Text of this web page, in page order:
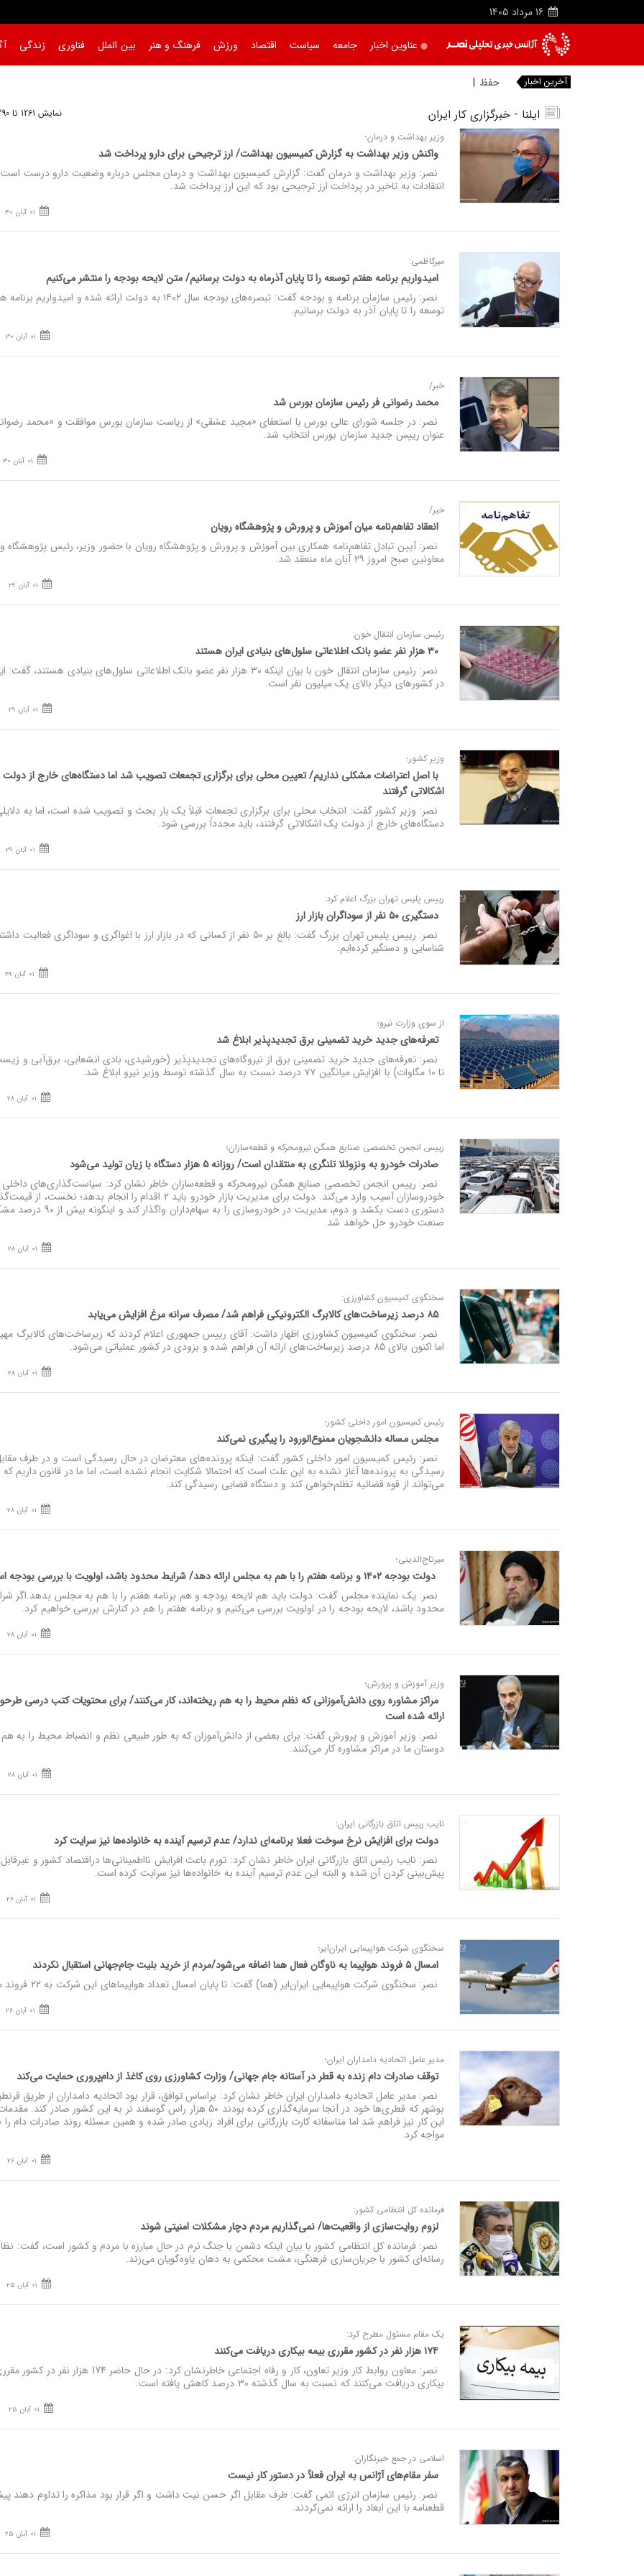
16 مرداد 1405
عناوین اخبار جامعه سیاست اقتصاد ورزش فرهنگ و هنر بین الملل فناوری زندگی
آخرین اخبار حفظ وحدت مهم‌ ترین نیا
ایلنا - خبرگزاری کار ایران
نمایش 1261 تا 1290 از 1689
وزیر بهداشت و درمان؛
واکنش وزیر بهداشت به گزارش کمیسیون بهداشت/ ارز ترجیحی برای دارو پرداخت شد
نصر: وزیر بهداشت و درمان گفت: گزارش کمیسیون بهداشت و درمان مجلس درباره وضعیت دارو درست است
انتقادات به تاخیر در پرداخت ارز ترجیحی بود که این ارز پرداخت شد.
01 آبان 30
میرکاظمی:
امیدواریم برنامه هفتم توسعه را تا پایان آذرماه به دولت برسانیم/ متن لایحه بودجه را منتشر می‌کنیم
نصر: رئیس سازمان برنامه و بودجه گفت: تبصره‌های بودجه سال ۱۴۰۲ به دولت ارائه شده و امیدواریم
توسعه را تا پایان آذر به دولت برسانیم.
01 آبان 30
خبر/
محمد رضوانی‌ فر رئیس سازمان بورس شد
نصر: در جلسه شورای عالی بورس با استعفای «مجید عشقی» از ریاست سازمان بورس موافقت و «محمد
عنوان رییس جدید سازمان بورس انتخاب شد.
01 آبان 30
خبر/
انعقاد تفاهم‌نامه‌ میان آموزش و پرورش و پژوهشگاه رویان
نصر: آیین تبادل تفاهم‌نامه همکاری بین آموزش و پرورش و پژوهشگاه رویان با حضور وزیر، رئیس پژوهشگاه و
معاونین صبح امروز ۲۹ آبان ماه منعقد شد.
01 آبان 29
رئیس سازمان انتقال خون:
نصر: رئیس سازمان انتقال خون با بیان اینکه ۳۰ هزار نفر عضو بانک اطلاعاتی سلول‌های بنیادی هستند،
در کشورهای دیگر بالای یک میلیون نفر است.
01 آبان 29
وزیر کشور؛
با اصل اعتراضات مشکلی نداریم/ تعیین محلی برای برگزاری تجمعات تصویب شد اما دستگا‌ه‌های خارج از دولت
اشکالاتی گرفتند
نصر: وزیر کشور گفت: انتخاب محلی برای برگزاری تجمعات قبلاً یک بار بحث و تصویب شده است، اما به
دستگاه‌های خارج از دولت یک اشکالاتی گرفتند، باید مجدداً بررسی شود.
01 آبان 29
رییس پلیس تهران بزرگ اعلام کرد:
دستگیری ۵۰ نفر از سوداگران بازار ارز
نصر: رییس پلیس تهران بزرگ گفت: بالغ بر ۵۰ نفر از کسانی که در بازار ارز با اغواگری و سوداگری فعالیت
شناسایی و دستگیر کرده‌ایم.
01 آبان 29
از سوی وزارت نیرو؛
تعرفه‌های جدید خرید تضمینی برق تجدیدپذیر ابلاغ شد
نصر: تعرفه‌های جدید خرید تضمینی برق از نیروگاه‌های تجدیدپذیر (خورشیدی، بادی انشعابی، برق‌آبی و
تا ۱۰ مگاوات) با افزایش میانگین ۷۷ درصد نسبت به سال گذشته توسط وزیر نیرو ابلاغ شد.
01 آبان 28
رییس انجمن تخصصی صنایع همگن نیرومحرکه و قطعه‌سازان؛
صادرات خودرو به ونزوئلا تلنگری به منتقدان است/ روزانه ۵ هزار دستگاه با زیان تولید می‌شود
نصر: رییس انجمن تخصصی صنایع همگن نیرومحرکه و قطعه‌سازان خاطر نشان کرد: سیاست‌گذاری‌های داخلی
خودروسازان آسیب وارد می‌کند. دولت برای مدیریت بازار خودرو باید 2 اقدام را انجام بدهد؛ نخست،
دستوری دست بکشد و دوم، مدیریت در خودروسازی را به سهام‌داران
صنعت خودرو حل خواهد شد.
01 آبان 28
سخنگوی کمیسیون کشاورزی:
۸۵ درصد زیرساخت‌های کالابرگ الکترونیکی فراهم شد/ مصرف سرانه مرغ افزایش می‌یابد
نصر: سخنگوی کمیسیون کشاورزی اظهار داشت: آقای رییس جمهوری اعلام کردند که زیرساخت‌های کالابرگ
اما اکنون بالای 85 درصد زیرساخت‌های ارائه آن فراهم شده و بزودی در کشور عملیاتی می‌شود.
01 آبان 28
رئیس کمیسیون امور داخلی کشور؛
مجلس مساله دانشجویان ممنوع‌الورود را پیگیری نمی‌کند
نصر: رئیس کمیسیون امور داخلی کشور گفت: اینکه پرونده‌های معترضان در حال رسیدگی است و در طرف
رسیدگی به پرونده‌ها آغاز نشده به این علت است که احتمالا شکایت انجام نشده است، اما ما در قانون داریم
می‌تواند از قوه قضائیه تظلم‌خواهی کند و دستگاه قضایی رسیدگی کند.
01 آبان 28
میرتاج‌الدینی؛
دولت بودجه ۱۴۰۲ و برنامه هفتم را با هم به مجلس ارائه دهد/ شرایط محدود باشد، اولویت با بررسی بودجه است
نصر: یک نماینده مجلس گفت: دولت باید هم لایحه بودجه و هم برنامه هفتم را با هم به مجلس بدهد.اگر
محدود باشد، لایحه بودجه را در اولویت بررسی می‌کنیم و برنامه هفتم را هم در کنارش بررسی خواهیم کرد.
01 آبان 28
وزیر آموزش و پرورش؛
مراکز مشاوره روی دانش‌آموزانی که نظم محیط را به هم ریخته‌اند، کار می‌کنند/ برای محتویات کتب درسی
ارائه شده است
نصر: وزیر آموزش و پرورش گفت: برای بعضی از دانش‌آموزان که به طور طبیعی نظم و انضباط محیط را به هم
دوستان ما در مراکز مشاوره کار می‌کنند.
01 آبان 28
نایب رییس اتاق بازرگانی ایران:
دولت برای افزایش نرخ سوخت فعلا برنامه‌ای ندارد/ عدم ترسیم آینده به خانواده‌ها نیز سرایت کرد
نصر: نایب رئیس اتاق بازرگانی ایران خاطر نشان کرد: تورم باعث افرایش نااطمینانی‌ها دراقتصاد کشور و غیرقابل
پیش‌بینی کردن آن شده و البته این عدم ترسیم آینده به خانواده‌ها نیز سرایت کرده است.
01 آبان 26
سخنگوی شرکت هواپیمایی ایران‌ایر؛
امسال ۵ فروند هواپیما به ناوگان فعال هما اضافه می‌شود/مردم از خرید بلیت جام‌جهانی استقبال نکردند
نصر: سخنگوی شرکت هواپیمایی ایران‌ایر (هما) گفت: تا پایان امسال تعداد هواپیماهای این شرکت به ٢٢ فروند می‌رسد.
01 آبان 26
مدیر عامل اتحادیه دامداران ایران؛
توقف صادرات دام زنده به قطر در آستانه جام جهانی/ وزارت کشاورزی روی کاغذ از دام‌پروری حمایت می‌کند
نصر: مدیر عامل اتحادیه دامداران ایران خاطر نشان کرد: براساس توافق، قرار بود اتحادیه دامداران از طریق
بوشهر که قطری‌ها خود در آنجا سرمایه‌گذاری کرده بودند 50 هزار راس گوسفند نر به این کشور صادر کند.
این کار نیز فراهم شد اما متاسفانه کارت بازرگانی برای افراد زیادی صادر شده و همین مسئله روند صادرات دام
مواجه کرد.
01 آبان 26
فرمانده کل انتظامی کشور:
لزوم روایت‌سازی از واقعیت‌ها/ نمی‌گذاریم مردم دچار مشکلات امنیتی شوند
نصر: فرمانده کل انتظامی کشور با بیان اینکه دشمن با جنگ نرم در حال مبارزه با مردم و کشور است، گفت:
رسانه‌ای کشور با جریان‌سازی فرهنگی، مشت محکمی به دهان یاوه‌گویان می‌زند.
01 آبان 25
یک مقام مسئول مطرح کرد:
نصر: معاون روابط کار وزیر تعاون، کار و رفاه اجتماعی خاطرنشان کرد: در حال حاضر 174
بیکاری دریافت می‌کنند که نسبت به سال گذشته 30 درصد کاهش یافته است.
01 آبان 25
اسلامی در جمع خبرنگاران:
سفر مقام‌های آژانس به ایران فعلاً در دستور کار نیست
نصر: رئیس سازمان انرژی اتمی گفت: طرف مقابل اگر حسن نیت داشت و اگر قرار بود مذاکره را تداوم دهند
قطعنامه با این ابعاد را ارائه نمی‌کردند.
01 آبان 25